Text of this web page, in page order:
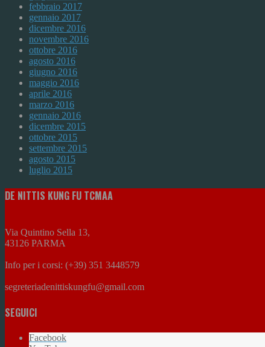
febbraio 2017
gennaio 2017
dicembre 2016
novembre 2016
ottobre 2016
agosto 2016
giugno 2016
maggio 2016
aprile 2016
marzo 2016
gennaio 2016
dicembre 2015
ottobre 2015
settembre 2015
agosto 2015
luglio 2015
DE NITTIS KUNG FU TCMAA
Via Quintino Sella 13,
43126 PARMA
Info per i corsi: (+39) 351 3448579
segreteriadenittiskungfu@gmail.com
SEGUICI
Facebook